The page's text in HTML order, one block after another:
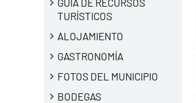
TURÍSTICOS
ALOJAMIENTO
GASTRONOMÍA
FOTOS DEL MUNICIPIO
BODEGAS